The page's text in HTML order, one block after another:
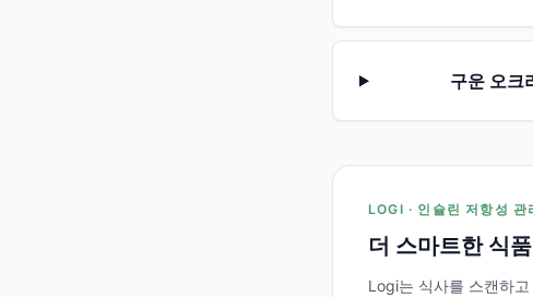
구운 오크
LOGI · 인슐린 저항성 관
더 스마트한 식
Logi는 식사를 스캔하